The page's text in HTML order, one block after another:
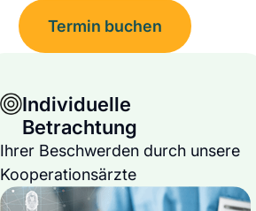
Termin buchen
Individuelle
Betrachtung
Ihrer Beschwerden durch unsere
Kooperationsärzte